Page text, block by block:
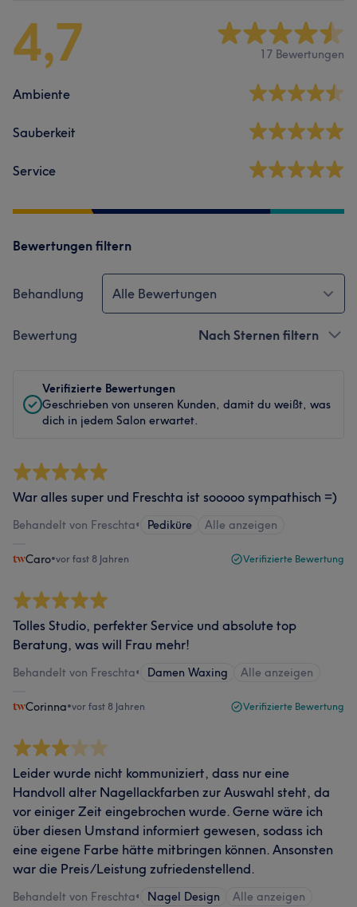
4,7 17 Bewertungen
Ambiente
Sauberkeit
Service
Bewertungen filtern
Behandlung Alle Bewertungen
Bewertung Nach Sternen filtern
Verifizierte Bewertungen
Geschrieben von unseren Kunden, damit du weißt, was
dich in jedem Salon erwartet.
War alles super und Freschta ist sooooo sympathisch =)
Behandelt von Freschta• Pediküre Alle anzeigen
Caro•vor fast 8 Jahren Verifizierte Bewertung
Tolles Studio, perfekter Service und absolute top
Beratung, was will Frau mehr!
Behandelt von Freschta• Damen Waxing Alle anzeigen
Corinna•vor fast 8 Jahren Verifizierte Bewertung
Leider wurde nicht kommuniziert, dass nur eine
Handvoll alter Nagellackfarben zur Auswahl steht, da
vor einiger Zeit eingebrochen wurde. Gerne wäre ich
über diesen Umstand informiert gewesen, sodass ich
eine eigene Farbe hätte mitbringen können. Ansonsten
war die Preis/Leistung zufriedenstellend.
Behandelt von Freschta• Nagel Design Alle anzeigen